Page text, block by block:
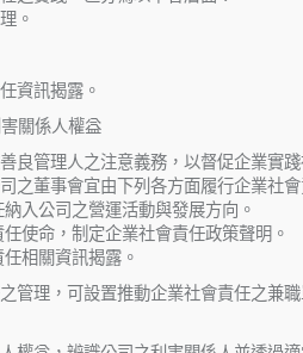
。
資訊揭露。
關係人權益
良管理人之注意義務，以督促企業實
之董事會宜由下列各方面履行企業社會
入公司之營運活動與發展方向。
使命，制定企業社會責任政策聲明。
相關資訊揭露。
管理，可設置推動企業社會責任之兼